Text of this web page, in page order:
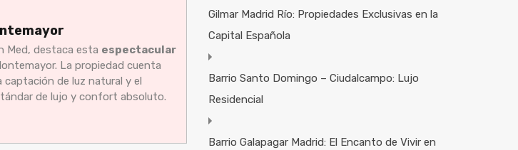
Med, destaca esta espectacular
La propiedad cuenta
de luz natural y el
de lujo y confort absoluto.
Gilmar Madrid Río: Propiedades Exclusivas en la
Capital Española
Barrio Santo Domingo – Ciudalcampo: Lujo
Residencial
Barrio Galapagar Madrid: El Encanto de Vivir en